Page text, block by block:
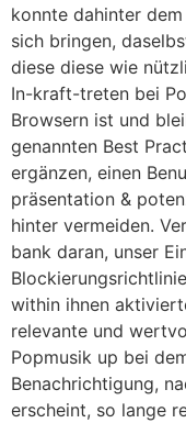
konnte dahinter
sich bringen,
diese diese wie
In-kraft-treten bei
Browsern ist und
genannten Best
ergänzen, einen
präsentation &
hinter vermeiden.
bank daran, unser
within ihnen
relevante und
Popmusik up bei
Benachrichtigung,
erscheint, so lange